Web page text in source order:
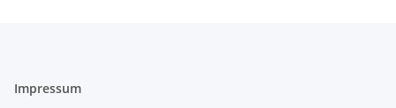
Impressum